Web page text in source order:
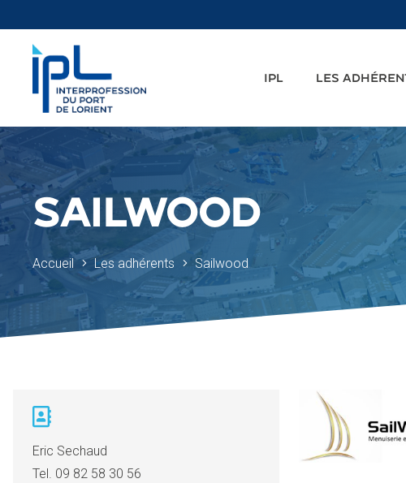
IPL LES
SAILWOOD
Accueil Les adhérents Sailwood
Eric Sechaud
Tel. 09 82 58 30 56